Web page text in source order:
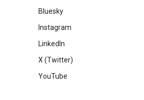
Bluesky
Instagram
LinkedIn
X (Twitter)
YouTube